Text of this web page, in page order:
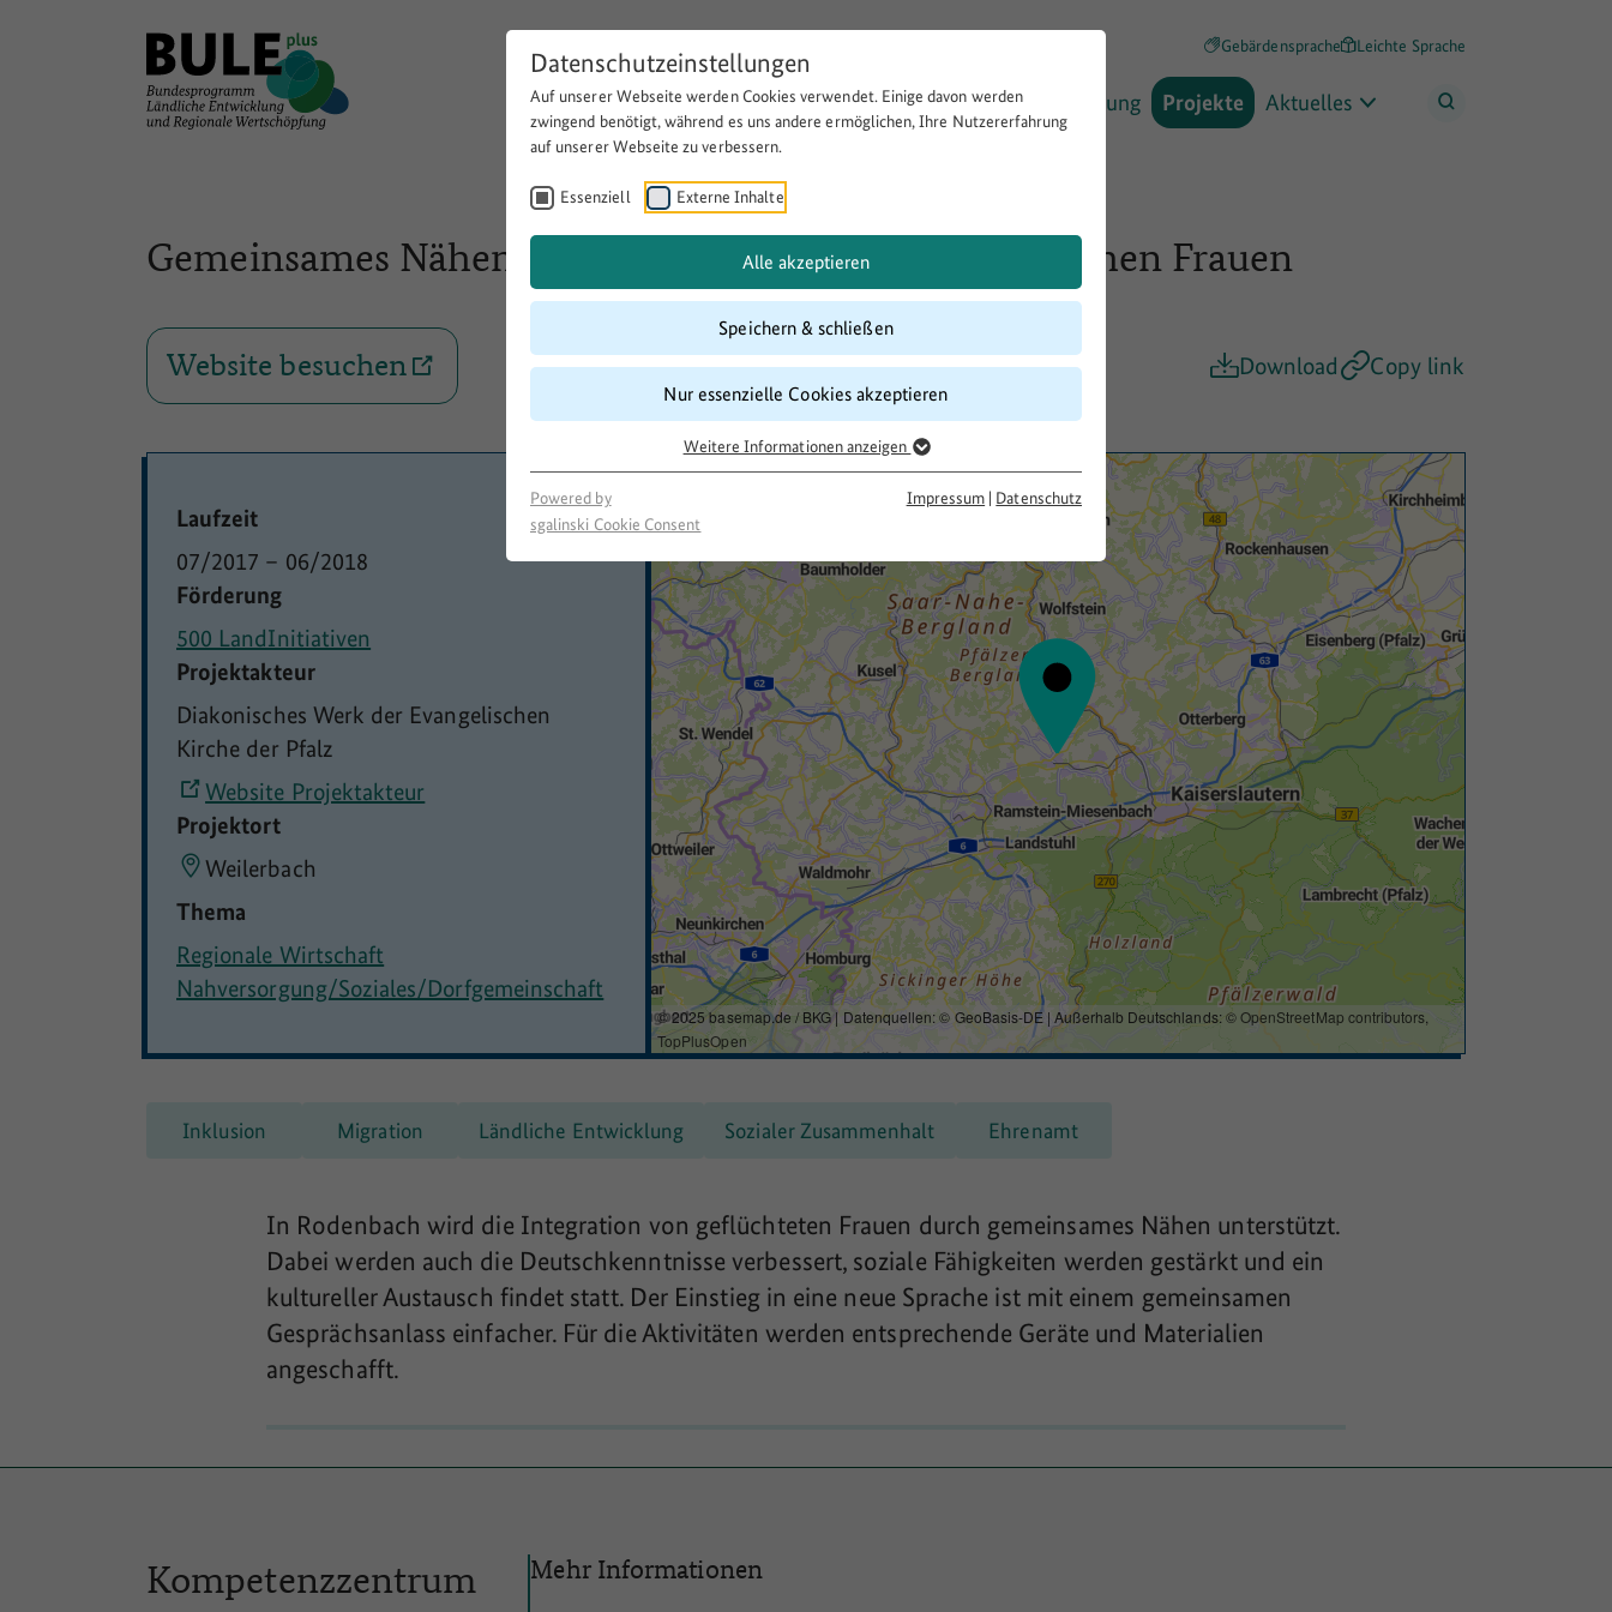
Datenschutzeinstellungen
Auf unserer Webseite werden Cookies verwendet. Einige davon werden
zwingend benötigt, während es uns andere ermöglichen, Ihre Nutzererfahrung
auf unserer Webseite zu verbessern.
Essenziell Externe Inhalte
Alle akzeptieren
Speichern & schließen
Nur essenzielle Cookies akzeptieren
Weitere Informationen anzeigen
Powered by
sgalinski Cookie Consent
Impressum | Datenschutz
Gebärdensprache Leichte Sprache
Über BULEplus Themen Förderung Projekte Aktuelles
Gemeinsames Nähen von geflüchteten und einheimischen Frauen
Website besuchen Download Copy link
Laufzeit
07/2017 – 06/2018
Förderung
500 LandInitiativen
Projektakteur
Diakonisches Werk der Evangelischen
Kirche der Pfalz
Website Projektakteur
Projektort
Weilerbach
Thema
Regionale Wirtschaft
Nahversorgung/Soziales/Dorfgemeinschaft
© 2025 basemap.de / BKG | Datenquellen: © GeoBasis-DE | Außerhalb Deutschlands: ©OpenStreetMap contributors,
TopPlusOpen
Inklusion Migration Ländliche Entwicklung Sozialer Zusammenhalt Ehrenamt
In Rodenbach wird die Integration von geflüchteten Frauen durch gemeinsames Nähen unterstützt.
Dabei werden auch die Deutschkenntnisse verbessert, soziale Fähigkeiten werden gestärkt und ein
kultureller Austausch findet statt. Der Einstieg in eine neue Sprache ist mit einem gemeinsamen
Gesprächsanlass einfacher. Für die Aktivitäten werden entsprechende Geräte und Materialien
angeschafft.
Kompetenzzentrum
Mehr Informationen